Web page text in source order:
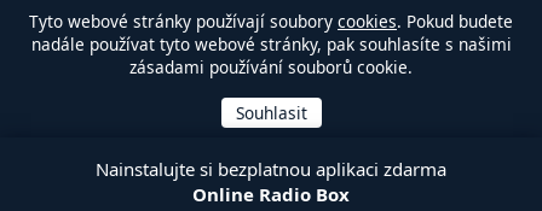
Tyto webové stránky používají soubory cookies. Pokud budete
nadále používat tyto webové stránky, pak souhlasíte s našimi
zásadami používání souborů cookie.
Nainstalujte si bezplatnou aplikaci zdarma
Online Radio Box